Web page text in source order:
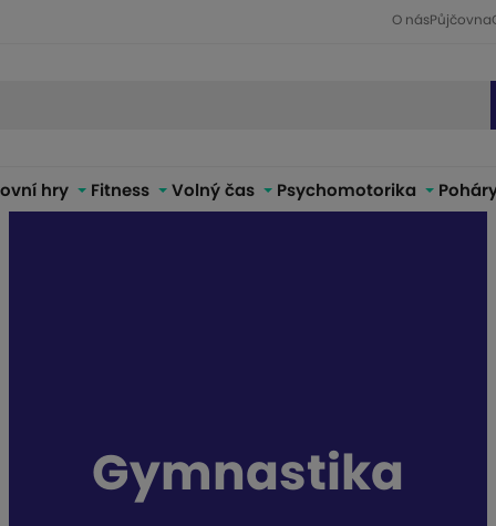
O násPůjčovna
hry Fitness Volný čas Psychomotorika
Gymnastika